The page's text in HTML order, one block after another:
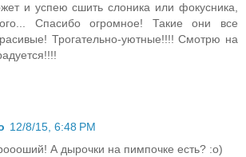
и успею сшить слоника или фокусника,
Спасибо огромное! Такие они все
Трогательно-уютные!!!! Смотрю на
12/8/15, 6:48 PM
А дырочки на пимпочке есть? :о)